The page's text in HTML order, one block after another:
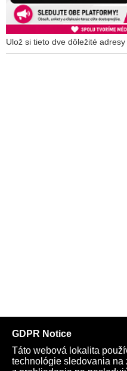
Ulož si tieto dve dôležité adresy